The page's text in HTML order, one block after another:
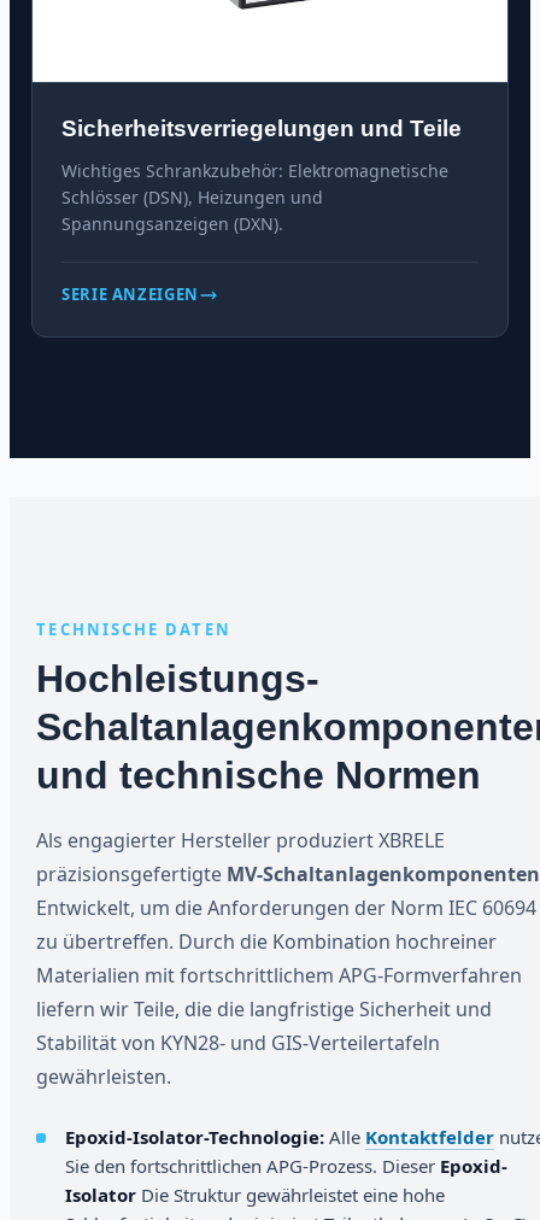
Sicherheitsverriegelungen und Teile
Wichtiges Schrankzubehör: Elektromagnetische
Schlösser (DSN), Heizungen und
Spannungsanzeigen (DXN).
SERIE ANZEIGEN
TECHNISCHE DATEN
Hochleistungs-
und technische Normen
Als engagierter Hersteller produziert XBRELE
präzisionsgefertigte MV-Schaltanlagenkomponenten
Entwickelt, um die Anforderungen der Norm IEC 60694
zu übertreffen. Durch die Kombination hochreiner
Materialien mit fortschrittlichem APG-Formverfahren
liefern wir Teile, die die langfristige Sicherheit und
Stabilität von KYN28- und GIS-Verteilertafeln
gewährleisten.
Epoxid-Isolator-Technologie: Alle Kontaktfelder
Sie den fortschrittlichen APG-Prozess. Dieser Epoxid-
Isolator Die Struktur gewährleistet eine hohe